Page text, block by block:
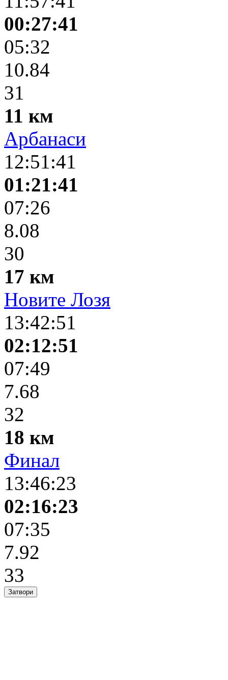
00:27:41
05:32
10.84
31
11 км
Арбанаси
12:51:41
01:21:41
07:26
8.08
30
17 км
Новите Лозя
13:42:51
02:12:51
07:49
7.68
32
18 км
Финал
13:46:23
02:16:23
07:35
7.92
33
Затвори